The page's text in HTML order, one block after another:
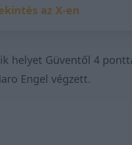
az X-en
helyet Güventől 4
Engel végzett.